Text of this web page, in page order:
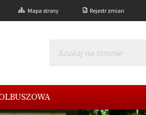
Mapa strony Rejestr zmian